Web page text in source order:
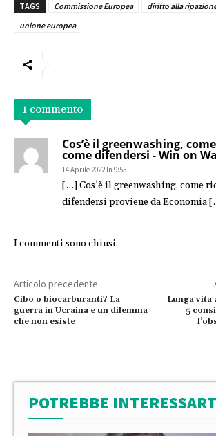
TAGS Commissione Europea diritto alla
unione europea
1 commento
Cos’è il greenwashing,
come difendersi - Win on
14 Aprile 2022 In 9:55
[…] Cos’è il greenwashing, come
difendersi proviene da Economia
I commenti sono chiusi.
Articolo precedente
Cibo o biocarburanti? La
guerra in Ucraina e un dilemma
che non esiste
Lunga vita
5
POTREBBE